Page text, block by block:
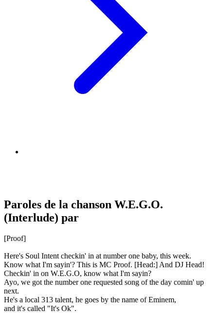
Paroles de la chanson W.E.G.O.
(Interlude) par
[Proof]
Here's Soul Intent checkin' in at number one baby, this week.
Know what I'm sayin'? This is MC Proof. [Head:] And DJ Head!
Checkin' in on W.E.G.O, know what I'm sayin?
Ayo, we got the number one requested song of the day comin' up
next.
He's a local 313 talent, he goes by the name of Eminem,
and it's called "It's Ok".